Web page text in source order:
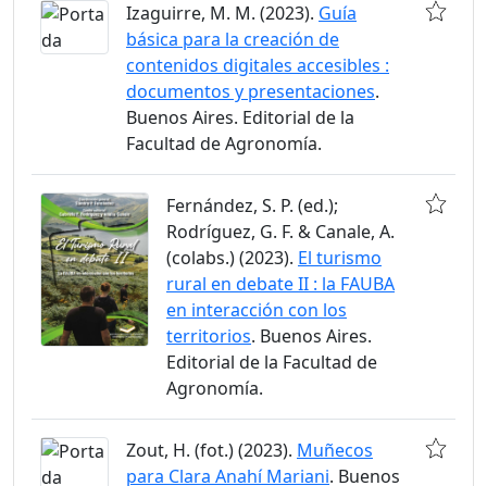
Izaguirre, M. M. (2023). Guía
básica para la creación de
contenidos digitales accesibles :
documentos y presentaciones.
Buenos Aires. Editorial de la
Facultad de Agronomía.
Fernández, S. P. (ed.);
Rodríguez, G. F. & Canale, A.
(colabs.) (2023). El turismo
rural en debate II : la FAUBA
en interacción con los
territorios. Buenos Aires.
Editorial de la Facultad de
Agronomía.
Zout, H. (fot.) (2023). Muñecos
para Clara Anahí Mariani. Buenos